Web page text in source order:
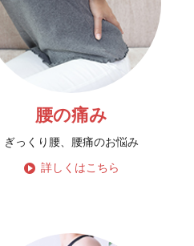
腰の痛み
ぎっくり腰、腰痛のお悩み
詳しくはこちら